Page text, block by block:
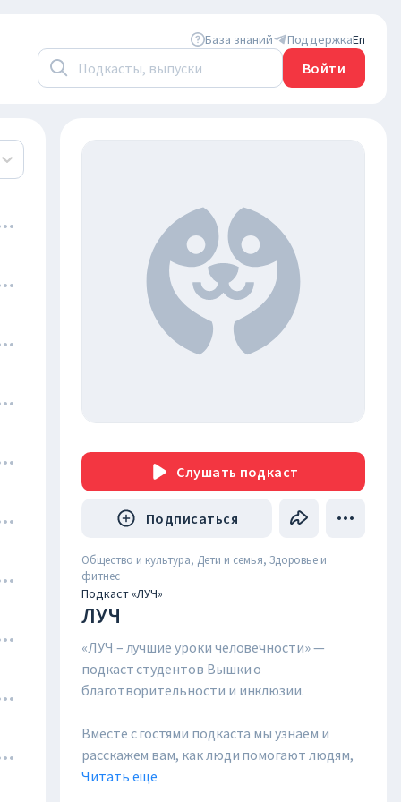
База знаний ПоддержкаEn
Войти
Слушать подкаст
Подписаться
Общество и культура, Дети и семья, Здоровье и
фитнес
Подкаст «ЛУЧ»
ЛУЧ
«ЛУЧ – лучшие уроки человечности» —
подкаст студентов Вышки о
благотворительности и инклюзии.
Вместе с гостями подкаста мы узнаем и
расскажем вам, как люди помогают людям,
животным и природе, делая это
Читать еще